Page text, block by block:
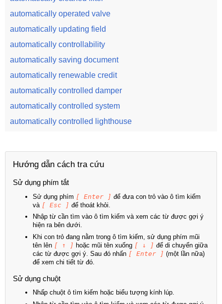
automatically operated valve
automatically updating field
automatically controllability
automatically saving document
automatically renewable credit
automatically controlled damper
automatically controlled system
automatically controlled lighthouse
Hướng dẫn cách tra cứu
Sử dụng phím tắt
Sử dụng phím [ Enter ] để đưa con trỏ vào ô tìm kiếm
và [ Esc ] để thoát khỏi.
Nhập từ cần tìm vào ô tìm kiếm và xem các từ được gợi ý
hiện ra bên dưới.
Khi con trỏ đang nằm trong ô tìm kiếm, sử dụng phím mũi
tên lên [ ↑ ] hoặc mũi tên xuống [ ↓ ] để di chuyển giữa
các từ được gợi ý. Sau đó nhấn [ Enter ] (một lần nữa)
để xem chi tiết từ đó.
Sử dụng chuột
Nhấp chuột ô tìm kiếm hoặc biểu tượng kính lúp.